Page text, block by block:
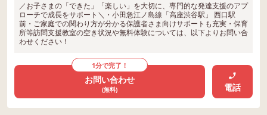
／お子さまの「できた」「楽しい」を大切に、専門的な発達支援のアプ
ローチで成長をサポート＼・小田急江ノ島線「高座渋谷駅」 西口駅
前・ご家庭での関わり方が分かる保護者さま向けサポートも充実・保育
所等訪問支援教室の空き状況や無料体験については、以下よりお問い合
わせください！
1分で完了！
お問い合わせ
(無料) 電話